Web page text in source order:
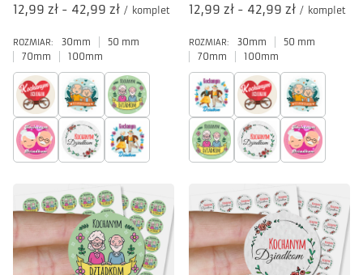
od
12,99 zł - do
42,99 zł / komplet
ROZMIAR: 30mm
50 mm
70mm
100mm
od
12,99 zł - do
42,99 zł / komplet
ROZMIAR: 30mm
50 mm
70mm
100mm